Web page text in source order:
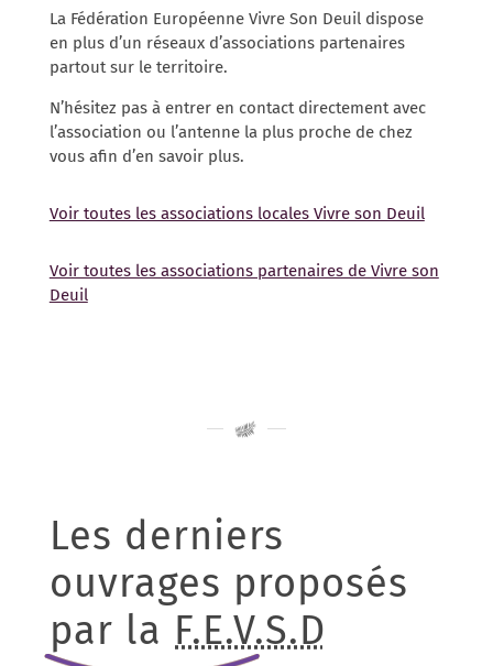
La Fédération Européenne Vivre Son Deuil dispose
en plus d’un réseaux d’associations partenaires
partout sur le territoire.
N’hésitez pas à entrer en contact directement avec
l’association ou l’antenne la plus proche de chez
vous afin d’en savoir plus.
Voir toutes les associations locales Vivre son Deuil
Voir toutes les associations partenaires de Vivre son
Deuil
Les derniers
ouvrages proposés
par la F.E.V.S.D